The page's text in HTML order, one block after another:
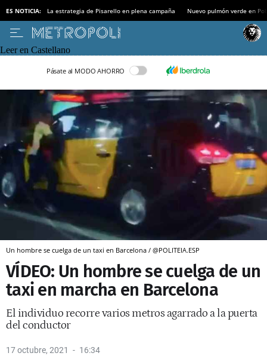
ES NOTICIA: La estrategia de Pisarello en plena campaña Nuevo pulmón verde en
Leer en Castellano
Pásate al MODO AHORRO
Un hombre se cuelga de un taxi en Barcelona / @POLITEIA.ESP
VÍDEO: Un hombre se cuelga de un
taxi en marcha en Barcelona
El individuo recorre varios metros agarrado a la puerta
del conductor
17 octubre, 2021 16:34